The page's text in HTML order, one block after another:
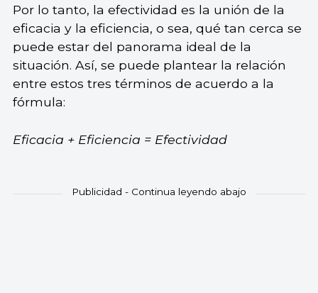
Por lo tanto, la efectividad es la unión de la
eficacia y la eficiencia, o sea, qué tan cerca se
puede estar del panorama ideal de la
situación. Así, se puede plantear la relación
entre estos tres términos de acuerdo a la
fórmula:
Eficacia + Eficiencia = Efectividad